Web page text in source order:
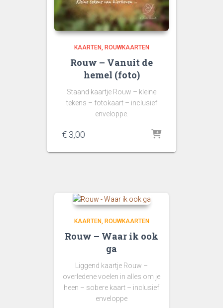
KAARTEN ROUWKAARTEN
Rouw – Vanuit de
hemel (foto)
Staand kaartje Rouw – kleine
tekens – fotokaart – inclusief
enveloppe.
€ 3,00
KAARTEN ROUWKAARTEN
Rouw – Waar ik ook
ga
Liggend kaartje Rouw –
overledene voelen in alles om je
heen – sobere kaart – inclusief
enveloppe